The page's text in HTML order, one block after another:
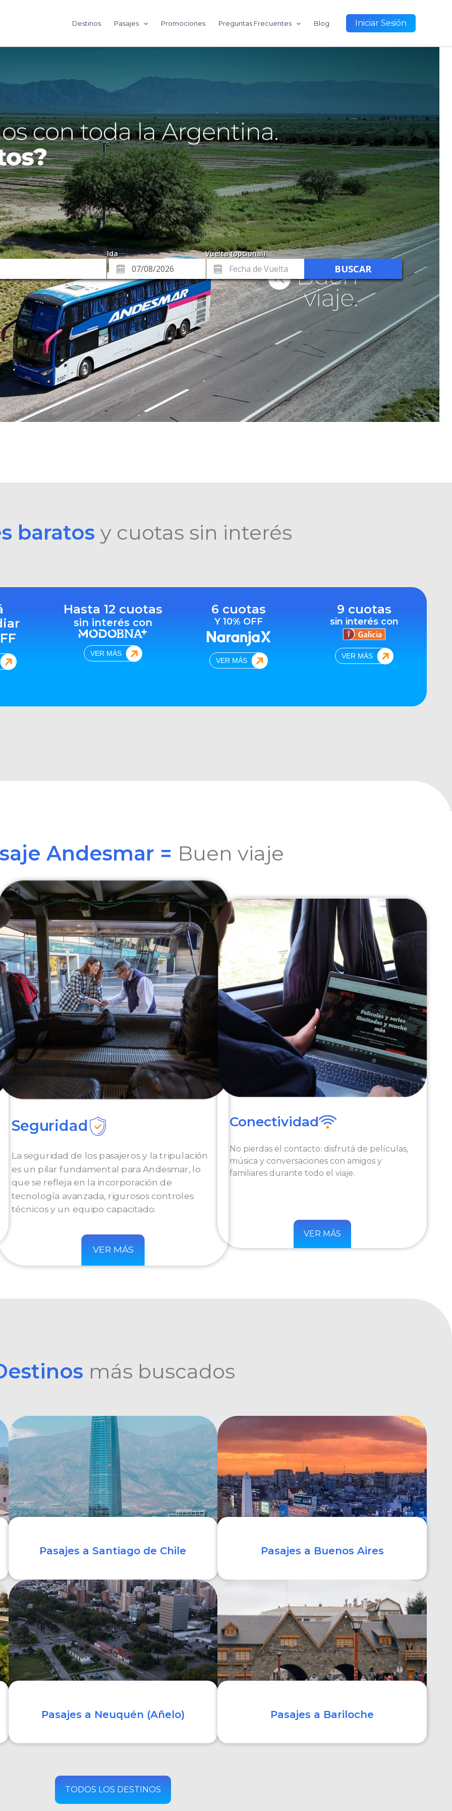
Destinos Pasajes Promociones Preguntas Frecuentes Blog Iniciar Sesión
baratos y cuotas sin interés
Hasta 12 cuotas
sin interés con
VER MÁS
6 cuotas
Y 10% OFF
VER MÁS
9 cuotas
sin interés con
VER MÁS
Andesmar = Buen viaje
Seguridad
La seguridad de los pasajeros y la tripulación
es un pilar fundamental para Andesmar, lo
que se refleja en la incorporación de
tecnología avanzada, rigurosos controles
técnicos y un equipo capacitado.
VER MÁS
Conectividad
No pierdas el contacto: disfrutá de películas,
música y conversaciones con amigos y
familiares durante todo el viaje.
VER MÁS
más buscados
Pasajes a Santiago de Chile
COMPRAR
Pasajes a Buenos Aires
Pasajes a Neuquén (Añelo) Pasajes a Bariloche
TODOS LOS DESTINOS